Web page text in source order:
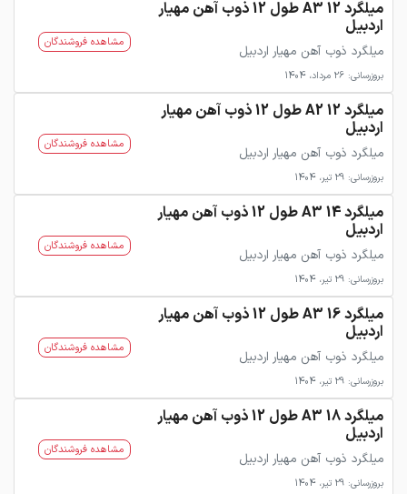
میلگرد 12 A3 طول 12 ذوب آهن مهیار
اردبیل
میلگرد ذوب آهن مهیار اردبیل
بروزرسانی: 26 مرداد، 1404
مشاهده فروشندگان
میلگرد 12 A2 طول 12 ذوب آهن مهیار
اردبیل
میلگرد ذوب آهن مهیار اردبیل
بروزرسانی: 29 تیر، 1404
مشاهده فروشندگان
میلگرد 14 A3 طول 12 ذوب آهن مهیار
اردبیل
میلگرد ذوب آهن مهیار اردبیل
بروزرسانی: 29 تیر، 1404
مشاهده فروشندگان
میلگرد 16 A3 طول 12 ذوب آهن مهیار
اردبیل
میلگرد ذوب آهن مهیار اردبیل
بروزرسانی: 29 تیر، 1404
مشاهده فروشندگان
میلگرد 18 A3 طول 12 ذوب آهن مهیار
اردبیل
میلگرد ذوب آهن مهیار اردبیل
بروزرسانی: 29 تیر، 1404
مشاهده فروشندگان